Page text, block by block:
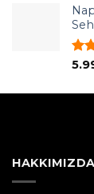
aldı
5
HAKKIMIZDA